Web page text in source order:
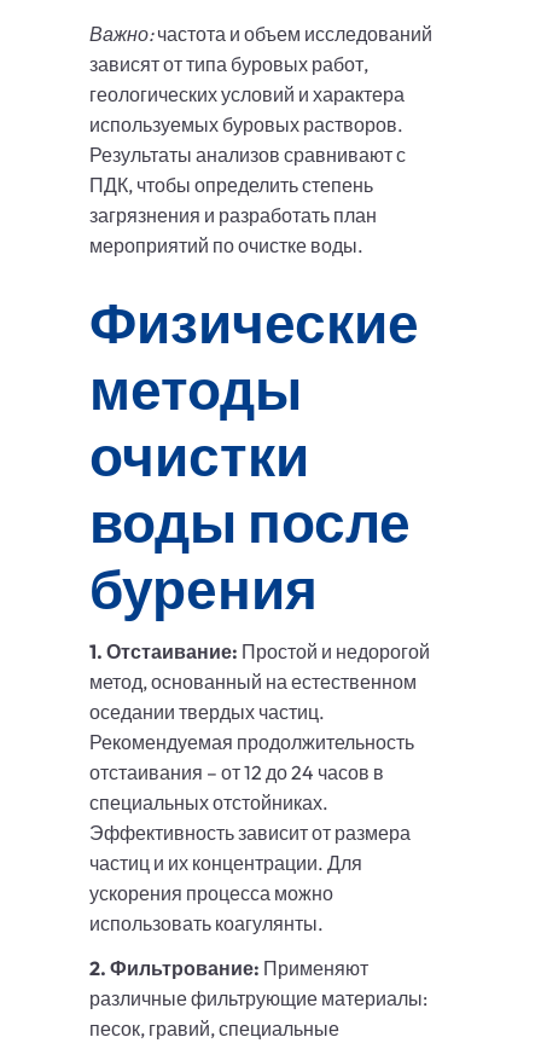
Важно:частота и объем исследований
зависят от типа буровых работ,
геологических условий и характера
используемых буровых растворов.
Результаты анализов сравнивают с
ПДК, чтобы определить степень
загрязнения и разработать план
мероприятий по очистке воды.
Физические
методы
очистки
воды после
бурения
1. Отстаивание: Простой и недорогой
метод, основанный на естественном
оседании твердых частиц.
Рекомендуемая продолжительность
отстаивания – от 12 до 24 часов в
специальных отстойниках.
Эффективность зависит от размера
частиц и их концентрации. Для
ускорения процесса можно
использовать коагулянты.
2. Фильтрование: Применяют
различные фильтрующие материалы:
песок, гравий, специальные